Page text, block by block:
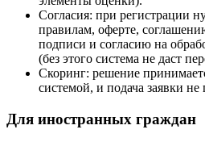
Согласия: при регистрации
правилам, оферте,
подписи и согласию на
(без этого система не даст
Скоринг: решение
системой, и подача заявки не
Для иностранных граждан